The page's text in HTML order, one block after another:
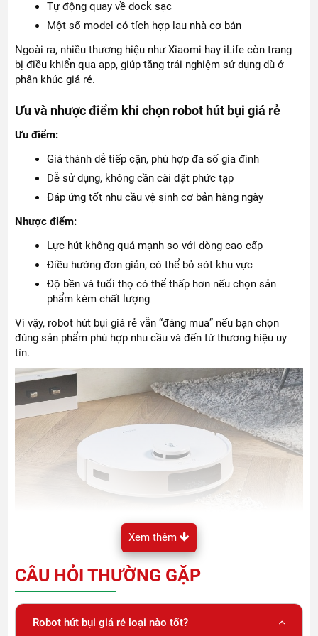
Tự động quay về dock sạc
Một số model có tích hợp lau nhà cơ bản
Ngoài ra, nhiều thương hiệu như Xiaomi hay iLife còn trang
bị điều khiển qua app, giúp tăng trải nghiệm sử dụng dù ở
phân khúc giá rẻ.
Ưu và nhược điểm khi chọn robot hút bụi giá rẻ
Ưu điểm:
Giá thành dễ tiếp cận, phù hợp đa số gia đình
Dễ sử dụng, không cần cài đặt phức tạp
Đáp ứng tốt nhu cầu vệ sinh cơ bản hàng ngày
Nhược điểm:
Lực hút không quá mạnh so với dòng cao cấp
Điều hướng đơn giản, có thể bỏ sót khu vực
Độ bền và tuổi thọ có thể thấp hơn nếu chọn sản
phẩm kém chất lượng
Vì vậy, robot hút bụi giá rẻ vẫn “đáng mua” nếu bạn chọn
đúng sản phẩm phù hợp nhu cầu và đến từ thương hiệu uy
tín.
Robot hút bụi giá rẻ phù hợp với ai?
Gia đình nhỏ, căn hộ chung cư diện tích vừa và nhỏ
Xem thêm
CÂU HỎI THƯỜNG GẶP
Robot hút bụi giá rẻ loại nào tốt?